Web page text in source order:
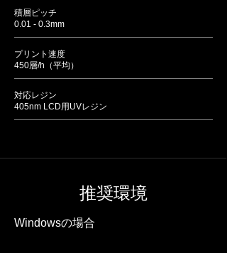
積層ピッチ
0.01 - 0.3mm
プリント速度
450層/h（平均）
対応レジン
405nm LCD用UVレジン
推奨環境
Windowsの場合